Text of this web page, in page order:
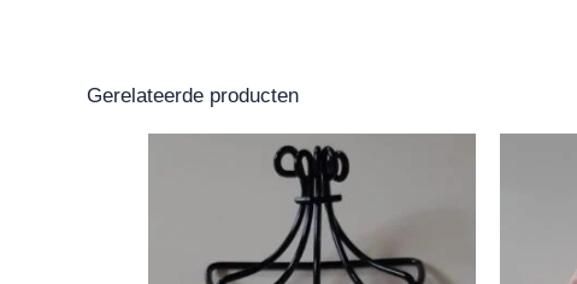
Gerelateerde producten